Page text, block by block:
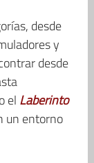
desde
y
desde
el Laberinto
un entorno